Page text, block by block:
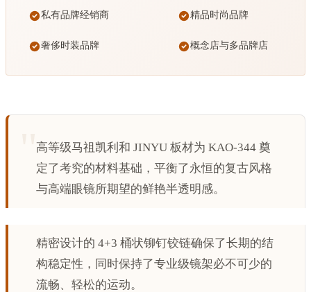
私有品牌经销商 精品时尚品牌
奢侈时装品牌 概念店与多品牌店
高等级马祖凯利和 JINYU 板材为 KAO-344 奠
定了考究的材料基础，平衡了永恒的复古风格
与高端眼镜所期望的鲜艳半透明感。
精密设计的 4+3 桶状铆钉铰链确保了长期的结
构稳定性，同时保持了专业级镜架必不可少的
流畅、轻松的运动。